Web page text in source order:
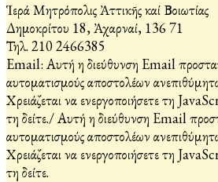
Ἱερά Μητρόπολις Ἀττικῆς καί Βοιωτίας
Δημοκρίτου 18, Ἀχαρναί, 136 71
Τηλ. 210 2466385
Email: Αυτή η διεύθυνση Email
αυτοματισμούς αποστολέων
Χρειάζεται να ενεργοποιήσετε τη
τη δείτε./Αυτή η διεύθυνση Email
αυτοματισμούς αποστολέων
Χρειάζεται να ενεργοποιήσετε τη
τη δείτε.